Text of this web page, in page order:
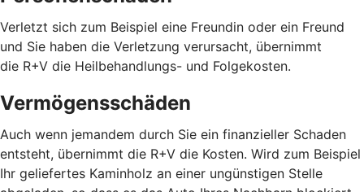
Verletzt sich zum Beispiel eine Freundin oder ein Freund
und Sie haben die Verletzung verursacht, übernimmt
die R+V die Heilbehandlungs- und Folgekosten.
Vermögensschäden
Auch wenn jemandem durch Sie ein finanzieller Schaden
entsteht, übernimmt die R+V die Kosten. Wird zum Beispiel
Ihr geliefertes Kaminholz an einer ungünstigen Stelle